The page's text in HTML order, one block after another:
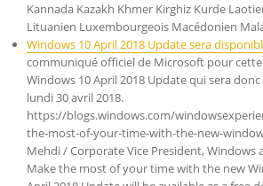
Kannada Kazakh Khmer Kirghiz Kurde
Lituanien Luxembourgeois Macédonien
Windows 10 April 2018 Update sera
communiqué officiel de Microsoft pour
Windows 10 April 2018 Update qui sera
lundi 30 avril 2018.
https://blogs.windows.com/
the-most-of-your-time-with-the-new-
Mehdi / Corporate Vice President, Windows
Make the most of your time with the new